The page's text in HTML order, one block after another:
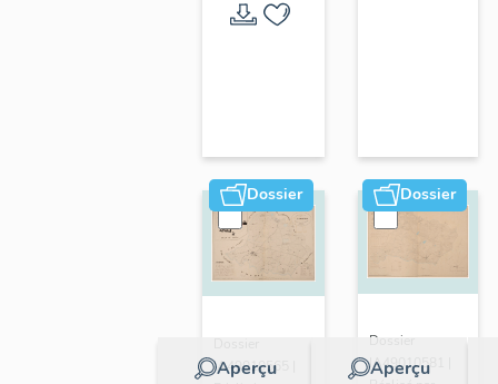
Dossier
Aperçu
IA49010565 |
Dossier
Aperçu
Dossier
IA49010581 |